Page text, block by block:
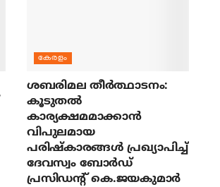
കേരളം
ശബരിമല തീര്‍ത്ഥാടനം:
കൂടുതല്‍
കാര്യക്ഷമമാക്കാന്‍
വിപുലമായ
പരിഷ്‌കാരങ്ങള്‍ പ്രഖ്യാപിച്ച്
ദേവസ്വം ബോര്‍ഡ്
പ്രസിഡന്റ് കെ.ജയകുമാര്‍